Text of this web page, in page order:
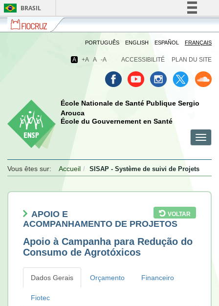
BRASIL
Simplifique!
Comunica BR
Legislação
Fiocruz
Fale
com
PORTUGUÊS ENGLISH ESPAÑOL FRANÇAIS
A +A A -A ACCESSIBILITÉ PLAN DU SITE
École Nationale de Santé Publique Sergio
Arouca
École du Gouvernement en Santé
menu
menu
menu
Vous êtes sur:
Accueil SISAP - Système de suivi de Projets
VOLTAR
APOIO E
ACOMPANHAMENTO DE PROJETOS
Apoio à Campanha para Redução do
Consumo de Agrotóxicos
Dados Gerais Orçamento Financeiro
Fiotec